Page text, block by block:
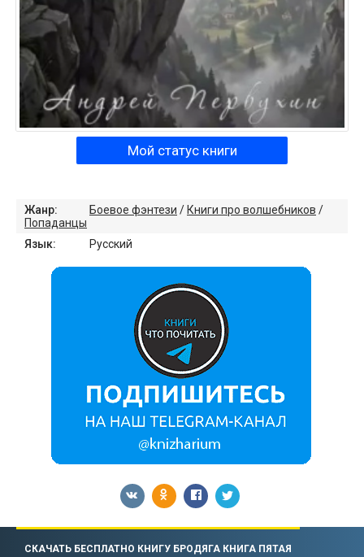
Мой статус книги
Жанр: Боевое фэнтези /Книги про волшебников /
Попаданцы
Язык:
Русский
СКАЧАТЬ БЕСПЛАТНО КНИГУ БРОДЯГА КНИГА ПЯТАЯ